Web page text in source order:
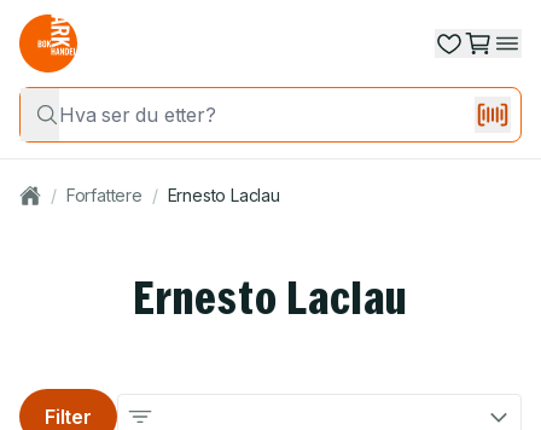
/ Forfattere / Ernesto Laclau
Ernesto Laclau
Filter